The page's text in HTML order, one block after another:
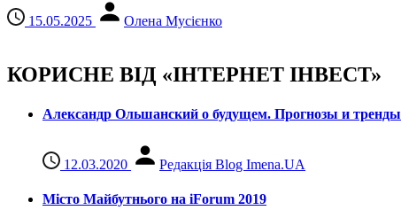
15.05.2025 Олена Мусієнко
КОРИСНЕ ВІД «ІНТЕРНЕТ ІНВЕСТ»
Александр Ольшанский о будущем. Прогнозы и тренды
12.03.2020 Редакція Blog Imena.UA
Місто Майбутнього на iForum 2019